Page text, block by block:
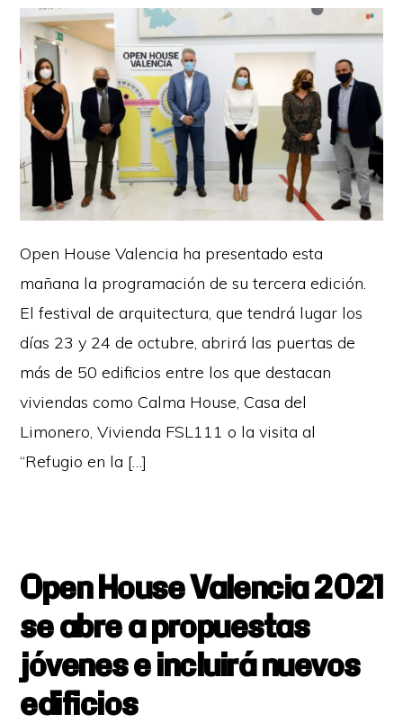
Open House Valencia ha presentado esta
mañana la programación de su tercera edición.
El festival de arquitectura, que tendrá lugar los
días 23 y 24 de octubre, abrirá las puertas de
más de 50 edificios entre los que destacan
viviendas como Calma House, Casa del
Limonero, Vivienda FSL111 o la visita al
“Refugio en la […]
Open House Valencia 2021
se abre a propuestas
jóvenes e incluirá nuevos
edificios